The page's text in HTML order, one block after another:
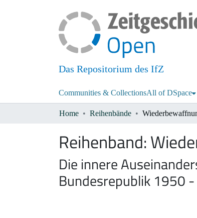
Das Repositorium des IfZ
Communities & CollectionsAll of DSpace
Home Reihenbände
Reihenband:
Die innere
Bundesrepublik 1950